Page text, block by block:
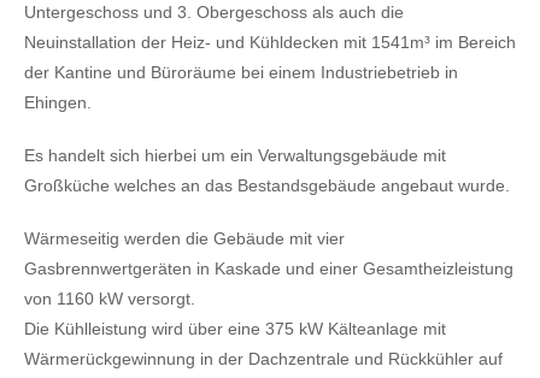
Untergeschoss und 3. Obergeschoss als auch die
Neuinstallation der Heiz- und Kühldecken mit 1541m³ im Bereich
der Kantine und Büroräume bei einem Industriebetrieb in
Ehingen.
Es handelt sich hierbei um ein Verwaltungsgebäude mit
Großküche welches an das Bestandsgebäude angebaut wurde.
Wärmeseitig werden die Gebäude mit vier
Gasbrennwertgeräten in Kaskade und einer Gesamtheizleistung
von 1160 kW versorgt.
Die Kühlleistung wird über eine 375 kW Kälteanlage mit
Wärmerückgewinnung in der Dachzentrale und Rückkühler auf